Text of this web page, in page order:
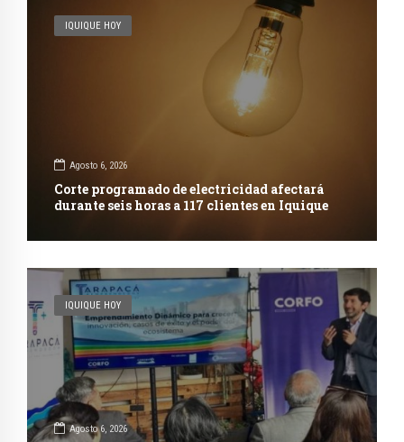
IQUIQUE HOY
Agosto 6, 2026
Corte programado de electricidad afectará
durante seis horas a 117 clientes en Iquique
IQUIQUE HOY
Agosto 6, 2026